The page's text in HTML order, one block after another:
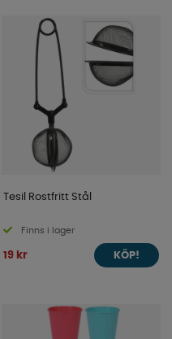
Tesil Rostfritt Stål
Finns i lager
19 kr KÖP!